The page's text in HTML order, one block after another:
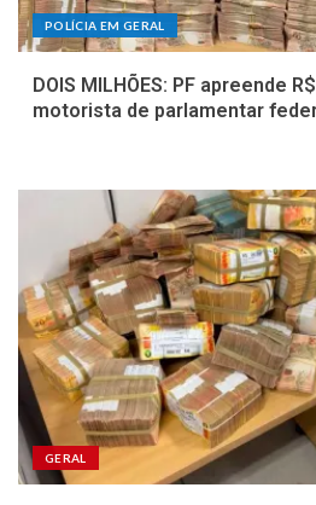
POLÍCIA EM GERAL
DOIS MILHÕES: PF apreende
motorista de parlamentar
GERAL